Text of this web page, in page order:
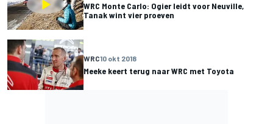
WRC Monte Carlo: Ogier leidt voor Neuville,
Tanak wint vier proeven
WRC10 okt 2018
Meeke keert terug naar WRC met Toyota